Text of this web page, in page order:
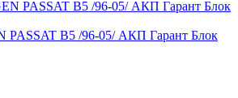
PASSAT B5 /96-05/ АКП Гарант Блок